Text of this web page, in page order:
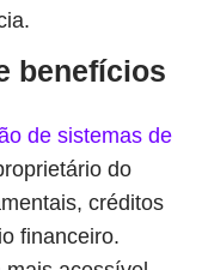
benefícios
de sistemas de
do
créditos
financeiro.